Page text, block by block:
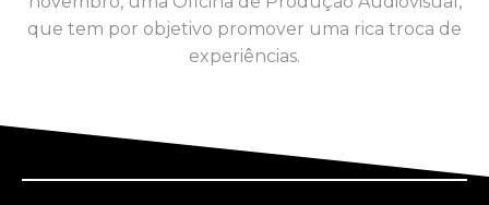
que tem por objetivo promover uma rica troca de
experiências.